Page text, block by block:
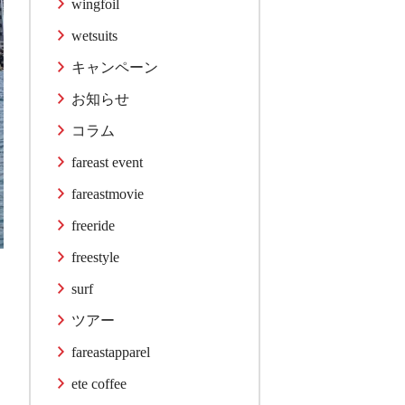
wingfoil
wetsuits
キャンペーン
お知らせ
コラム
fareast event
fareastmovie
freeride
freestyle
surf
ツアー
fareastapparel
ete coffee